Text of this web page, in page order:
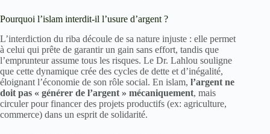
Pourquoi l’islam interdit-il l’usure d’argent ?
L’interdiction du riba découle de sa nature injuste : elle permet
à celui qui prête de garantir un gain sans effort, tandis que
l’emprunteur assume tous les risques. Le Dr. Lahlou souligne
que cette dynamique crée des cycles de dette et d’inégalité,
éloignant l’économie de son rôle social. En islam, l’argent ne
doit pas « générer de l’argent » mécaniquement, mais
circuler pour financer des projets productifs (ex: agriculture,
commerce) dans un esprit de solidarité.